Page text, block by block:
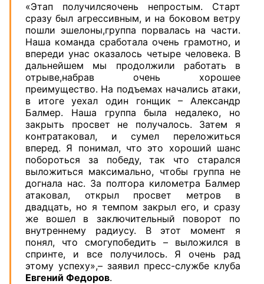
«Этап получилсяочень непростым. Старт
сразу был агрессивным, и на боковом ветру
пошли эшелоны,группа порвалась на части.
Наша команда сработала очень грамотно, и
впереди унас оказалось четыре человека. В
дальнейшем мы продолжили работать в
отрыве,набрав очень хорошее
преимущество. На подъемах начались атаки,
в итоге уехал один гонщик – Александр
Балмер. Наша группа была недалеко, но
закрыть просвет не получалось. Затем я
контратаковал, и сумел переложиться
вперед. Я понимал, что это хороший шанс
побороться за победу, так что старался
выложиться максимально, чтобы группа не
догнала нас. За полтора километра Балмер
атаковал, открыл просвет метров в
двадцать, но я темпом закрыл его, и сразу
же вошел в заключительный поворот по
внутреннему радиусу. В этот момент я
понял, что смогупобедить – выложился в
спринте, и все получилось. Я очень рад
этому успеху»,– заявил пресс-службе клуба
Евгений Федоров.